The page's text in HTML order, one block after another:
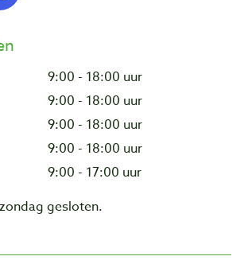
9:00 - 18:00 uur
9:00 - 18:00 uur
9:00 - 18:00 uur
9:00 - 18:00 uur
9:00 - 17:00 uur
gesloten.